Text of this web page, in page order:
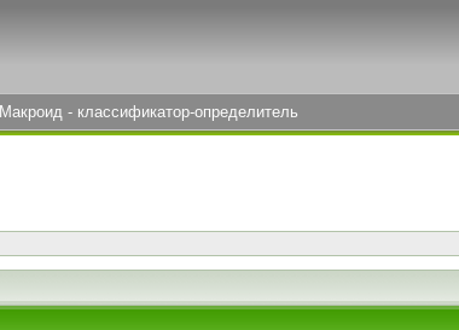
Макроид - классификатор-определитель